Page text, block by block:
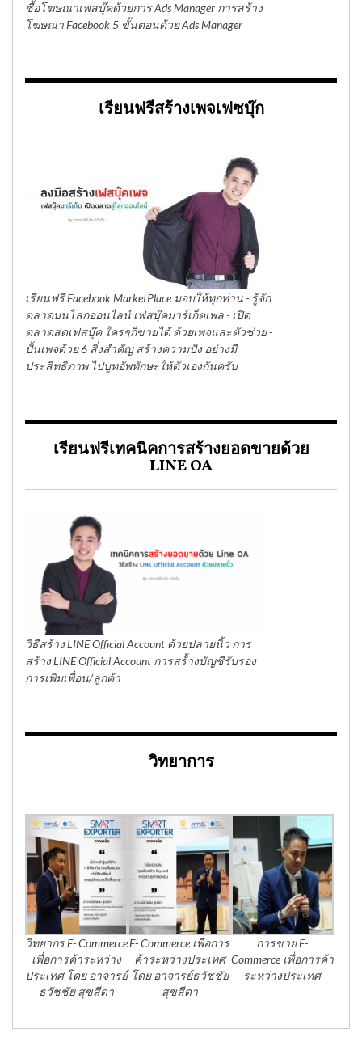
ซื้อโฆษณาเฟสบุ๊คด้วยการ Ads Manager การสร้าง
โฆษณา Facebook 5 ขั้นตอนด้วย Ads Manager
เรียนฟรีสร้างเพจเฟซบุ๊ก
เรียนฟรี Facebook MarketPlace มอบให้ทุกท่าน - รู้จัก
ตลาดบนโลกออนไลน์ เฟสบุ๊คมาร์เก็ตเพล - เปิด
ตลาดสดเฟสบุ๊ค ใครๆก็ขายได้ ด้วยเพจและตัวช่วย -
ปั้นเพจด้วย 6 สิ่งสำคัญ สร้างความปัง อย่างมี
ประสิทธิภาพ ไปบูทอัพทักษะให้ตัวเองกันครับ
เรียนฟรีเทคนิคการสร้างยอดขายด้วย
LINE OA
วิธีสร้าง LINE Official Account ด้วยปลายนิ้ว การ
สร้าง LINE Official Account การสร้้างบัญชีรับรอง
การเพิ่มเพื่อน/ลูกค้า
วิทยาการ
วิทยากร E- Commerce
เพื่อการค้าระหว่าง
ประเทศ โดย อาจารย์
ธวัชชัย สุขสีดา
E- Commerce เพื่อการ
ค้าระหว่างประเทศ
โดย อาจารย์ธวัชชัย
สุขสีดา
การขาย E-
Commerce เพื่อการค้า
ระหว่างประเทศ